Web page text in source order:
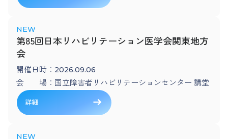
第85回日本リハビリテーション医学会関東地方
会
開催日時： 2026.09.06
会 場： 国立障害者リハビリテーションセンター 講堂
詳細